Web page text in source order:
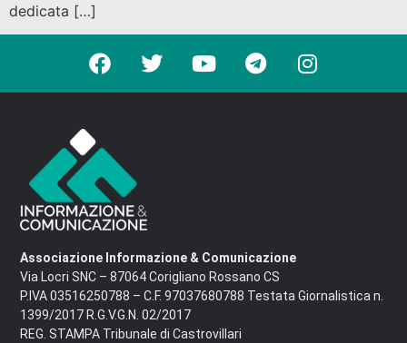
dedicata […]
Associazione Informazione & Comunicazione
Via Locri SNC – 87064 Corigliano Rossano CS
P.IVA 03516250788 – C.F. 97037680788 Testata Giornalistica n.
1399/2017 R.G.V.G.N. 02/2017
REG. STAMPA Tribunale di Castrovillari